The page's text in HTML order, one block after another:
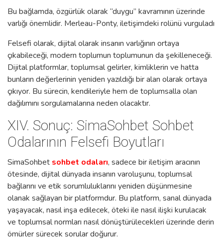
Bu bağlamda, özgürlük olarak “duygu” kavramının üzerinde
varlığı önemlidir. Merleau-Ponty, iletişimdeki rolünü vurguladı
Felsefi olarak, dijital olarak insanın varlığının ortaya
çıkabileceği, modern toplumun toplumunun da şekilleneceği.
Dijital platformlar, toplumsal gelirler, kimliklerin ve hatta
bunların değerlerinin yeniden yazıldığı bir alan olarak ortaya
çıkıyor. Bu sürecin, kendileriyle hem de toplumsalla olan
dağılımını sorgulamalarına neden olacaktır.
XIV. Sonuç: SimaSohbet Sohbet
Odalarının Felsefi Boyutları
SimaSohbet sohbet odaları, sadece bir iletişim aracının
ötesinde, dijital dünyada insanın varoluşunu, toplumsal
bağlarını ve etik sorumluluklarını yeniden düşünmesine
olanak sağlayan bir platformdur. Bu platform, sanal dünyada
yaşayacak, nasıl inşa edilecek, öteki ile nasıl ilişki kurulacak
ve toplumsal normları nasıl dönüştürülecekleri üzerinde derin
ömürler sürecek sorular doğurur.